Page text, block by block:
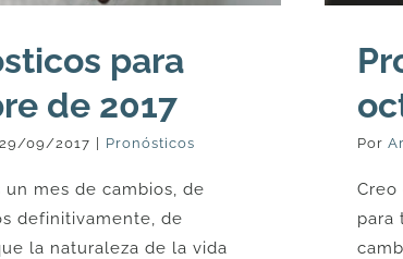
para
de 2017
29/09/2017 | Pronósticos
un mes de cambios, de
definitivamente, de
la naturaleza de la vida
Por
Creo
para